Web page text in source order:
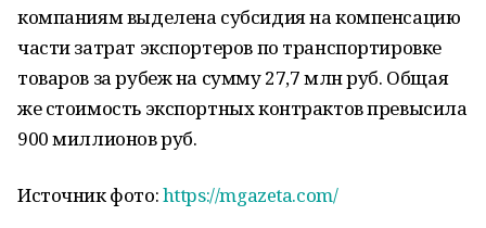
компаниям выделена субсидия на компенсацию
части затрат экспортеров по транспортировке
товаров за рубеж на сумму 27,7 млн руб. Общая
же стоимость экспортных контрактов превысила
900 миллионов руб.
Источник фото:https://mgazeta.com/